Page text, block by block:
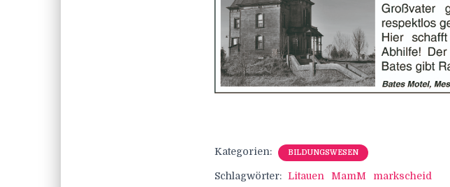
Kategorien: BILDUNGSWESEN
Schlagwörter: Litauen MamM
markscheid